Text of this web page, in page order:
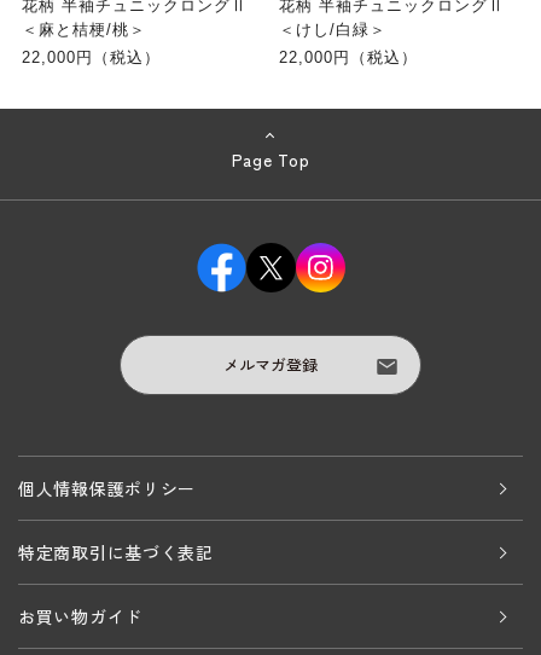
花柄 半袖チュニックロングⅡ
＜麻と桔梗/桃＞
22,000円（税込）
花柄 半袖チュニックロングⅡ
＜けし/白緑＞
22,000円（税込）
Page Top
メルマガ登録
個人情報保護ポリシー
特定商取引に基づく表記
お買い物ガイド